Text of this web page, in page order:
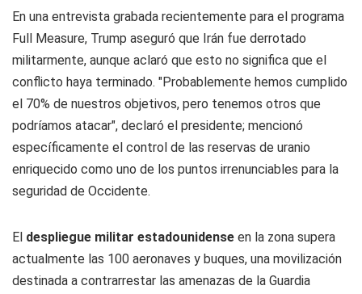
En una entrevista grabada recientemente para el programa
Full Measure, Trump aseguró que Irán fue derrotado
militarmente, aunque aclaró que esto no significa que el
conflicto haya terminado. "Probablemente hemos cumplido
el 70% de nuestros objetivos, pero tenemos otros que
podríamos atacar", declaró el presidente; mencionó
específicamente el control de las reservas de uranio
enriquecido como uno de los puntos irrenunciables para la
seguridad de Occidente.
El despliegue militar estadounidense en la zona supera
actualmente las 100 aeronaves y buques, una movilización
destinada a contrarrestar las amenazas de la Guardia